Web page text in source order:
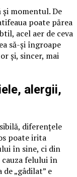
și momentul. De
poate părea
acel aer de ceva
să-și îngroape
și, sincer, mai
alergii,
diferențele
poate irita
în sine, ci din
cauza felului în
„gâdilat” e